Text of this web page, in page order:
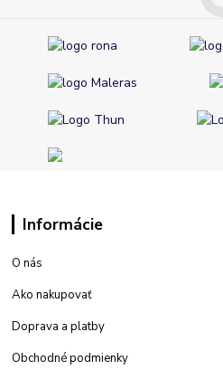
Informácie
O nás
Ako nakupovať
Doprava a platby
Obchodné podmienky